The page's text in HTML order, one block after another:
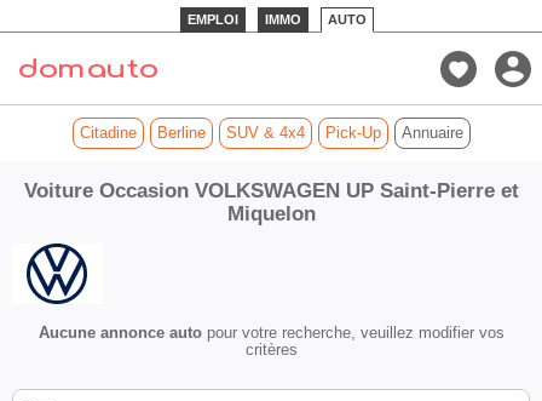
EMPLOI IMMO AUTO
Citadine Berline SUV & 4x4 Pick-Up Annuaire
Voiture Occasion VOLKSWAGEN UP Saint-Pierre et
Miquelon
Aucune annonce autopour votre recherche, veuillez modifier vos
critères